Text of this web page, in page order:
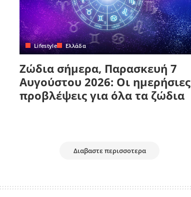
Lifestyle Ελλάδα
Ζώδια σήμερα, Παρασκευή 7
Αυγούστου 2026: Οι ημερήσιες
προβλέψεις για όλα τα ζώδια
Διαβαστε περισσοτερα